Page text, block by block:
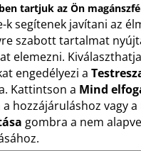
tartjuk az Ön
k segítenek javítani az
szabott tartalmat
elemezni.
engedélyezi a
Kattintson a Mind
hozzájáruláshoz vagy a
gombra a nem